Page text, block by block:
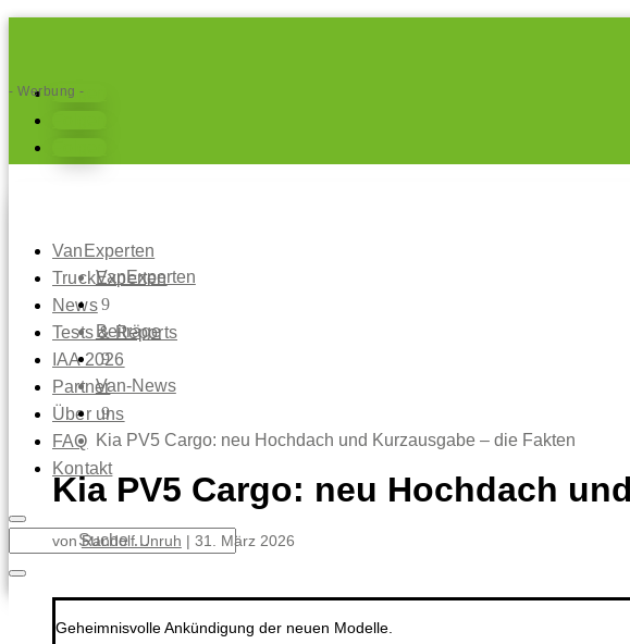
Folgen
VanExperten
TruckExperten
News
Tests & Reports
IAA 2026
Partner
Über uns
FAQ
Kontakt
- Werbung -
VanExperten
9
Beiträge
9
Van-News
9
Kia PV5 Cargo: neu Hochdach und Kurzausgabe – die Fakten
Kia PV5 Cargo: neu Hochdach
vonRandolf Unruh | 31. März 2026
Geheimnisvolle Ankündigung der neuen Modelle.